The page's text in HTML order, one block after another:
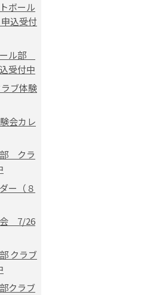
ボール
込受付
ル部
受付中
ブ体験
会カレ
部 クラ
ー（８
会 7/26
クラブ
クラブ